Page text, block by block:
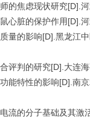
的焦虑现状研究[D].
心脏的保护作用[D].
量的影响[D].黑龙江
评判的研究[D].大连
能特性的影响[D].南
流的分子基础及其激